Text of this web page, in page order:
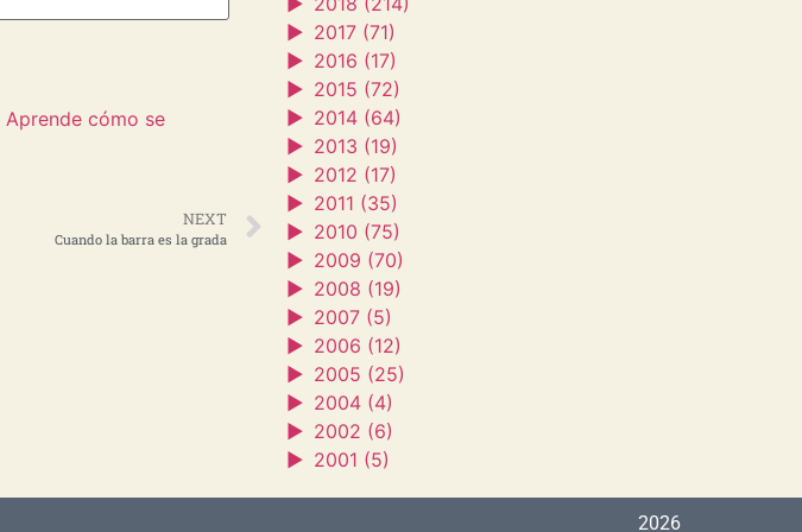
Aprende cómo se
NEXT
Cuando la barra es la grada
► 2017 (71)
► 2016 (17)
► 2015 (72)
► 2014 (64)
► 2013 (19)
► 2012 (17)
► 2011 (35)
► 2010 (75)
► 2009 (70)
► 2008 (19)
► 2007 (5)
► 2006 (12)
► 2005 (25)
► 2004 (4)
► 2002 (6)
► 2001 (5)
2026